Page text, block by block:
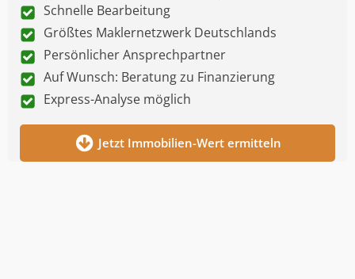
Schnelle Bearbeitung
Größtes Maklernetzwerk Deutschlands
Persönlicher Ansprechpartner
Auf Wunsch: Beratung zu Finanzierung
Express-Analyse möglich
Jetzt Immobilien-Wert ermitteln